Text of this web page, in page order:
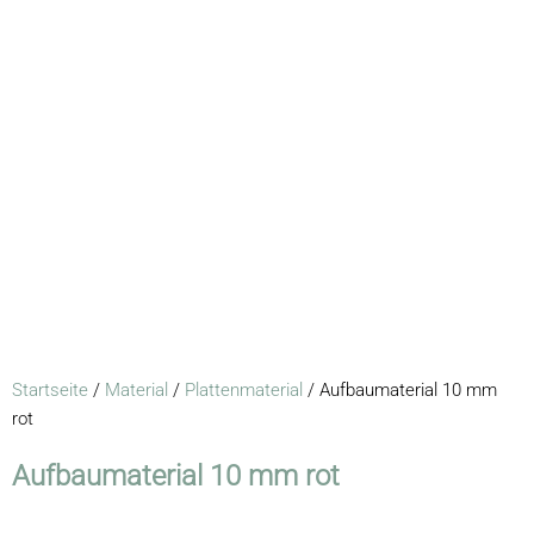
Startseite / Material / Plattenmaterial / Aufbaumaterial 10 mm
rot
Aufbaumaterial 10 mm rot